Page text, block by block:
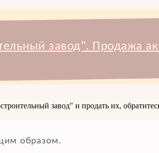
завод". Продажа
завод" и продать их,
образом.